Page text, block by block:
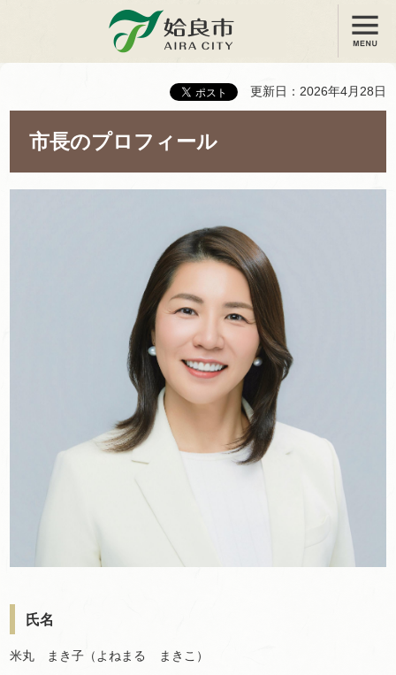
姶良市 メニュー
更新日：2026年4月28日
市長のプロフィール
氏名
米丸 ま き子（よねまる ま きこ）